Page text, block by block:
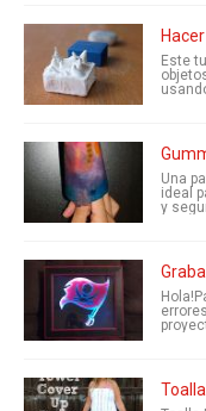
Este
Una
ideal
y